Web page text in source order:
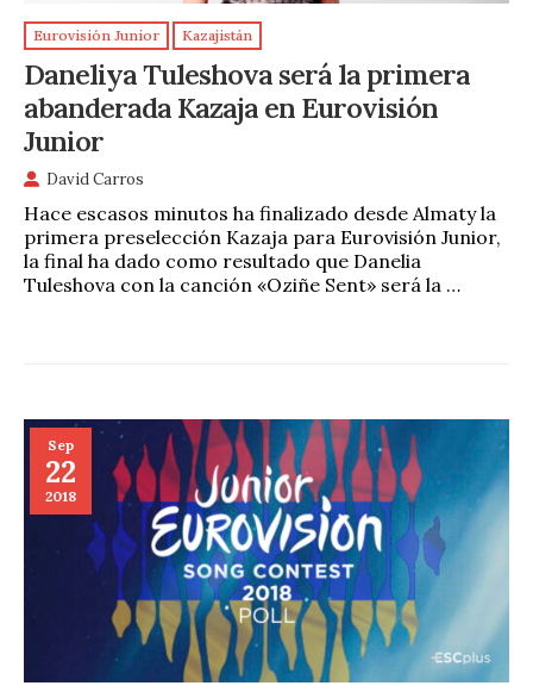
Eurovisión Junior Kazajistán
Daneliya Tuleshova será la primera
abanderada Kazaja en Eurovisión
Junior
David Carros
Hace escasos minutos ha finalizado desde Almaty la
primera preselección Kazaja para Eurovisión Junior,
la final ha dado como resultado que Danelia
Tuleshova con la canción «Oziñe Sent» será la …
Sep
22
2018